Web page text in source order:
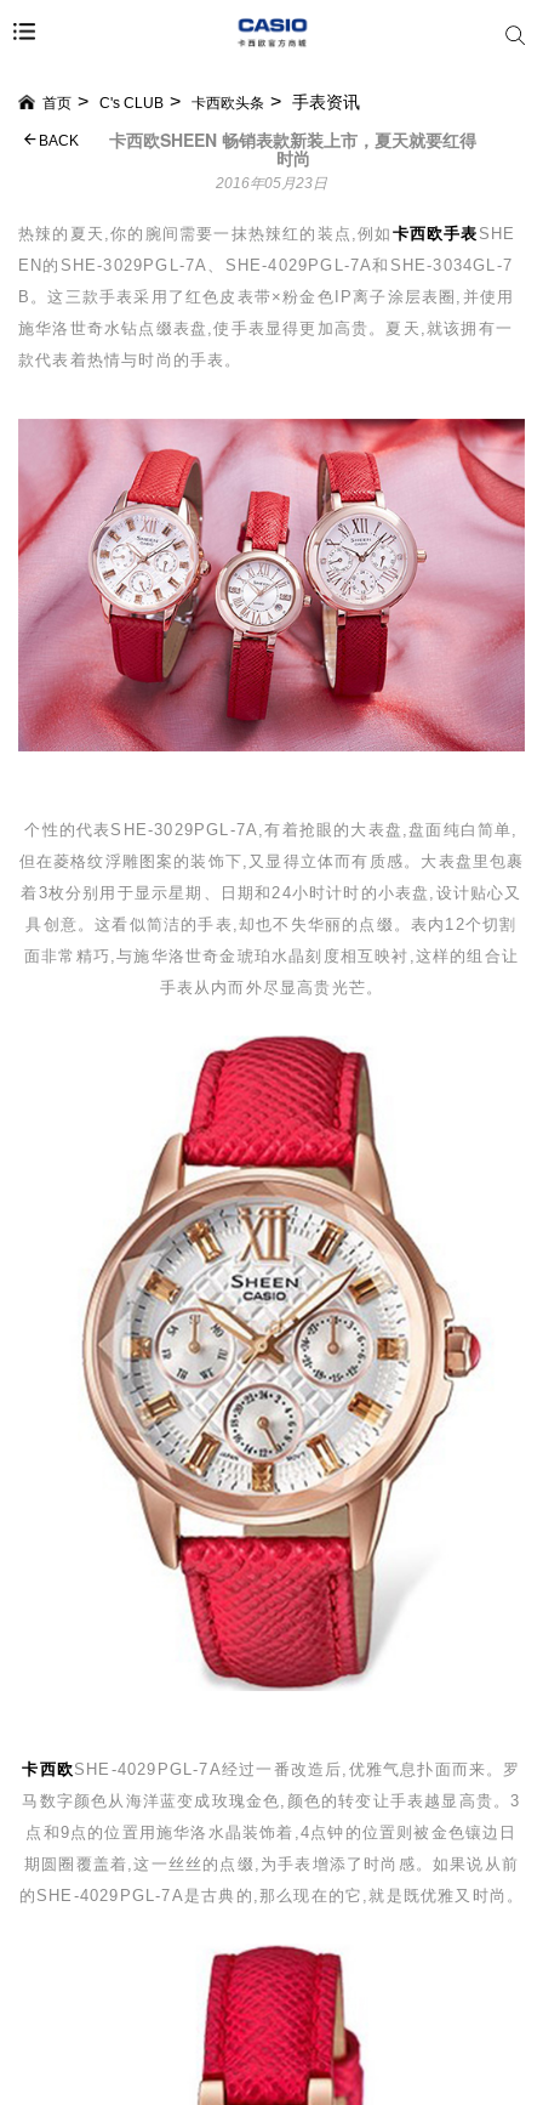
首页 C's CLUB 卡西欧头条 手表资讯
卡西欧SHEEN 畅销表款新装上市，夏天就要红得
时尚
BACK
2016年05月23日
热辣的夏天,你的腕间需要一抹热辣红的装点,例如 卡西欧手表 SHE
EN 的 SHE-3029PGL-7A、 SHE-4029PGL-7A和 SHE-3034GL-7
B 。这三款手表采用了红色皮表带×粉金色 IP离子涂层表圈,并使用
施华洛世奇水钻点缀表盘,使手表显得更加高贵。夏天,就该拥有一
款代表着热情与时尚的手表。
个性的代表 SHE-3029PGL-7A,有着抢眼的大表盘,盘面纯白简单,
但在菱格纹浮雕图案的装饰下,又显得立体而有质感。大表盘里包裹
着 3枚分别用于显示星期、日期和24小时计时的小表盘,设计贴心又
具创意。这看似简洁的手表,却也不失华丽的点缀。表内 12个切割
面非常精巧,与施华洛世奇金琥珀水晶刻度相互映衬,这样的组合让
手表从内而外尽显高贵光芒。
卡西欧SHE-4029PGL-7A经过一番改造后,优雅气息扑面而来。罗
马数字颜色从海洋蓝变成玫瑰金色,颜色的转变让手表越显高贵。 3
点和9点的位置用施华洛水晶装饰着,4点钟的位置则被金色镶边日
期圆圈覆盖着,这一丝丝的点缀,为手表增添了时尚感。如果说从前
的 SHE-4029PGL-7A是古典的,那么现在的它,就是既优雅又时尚。